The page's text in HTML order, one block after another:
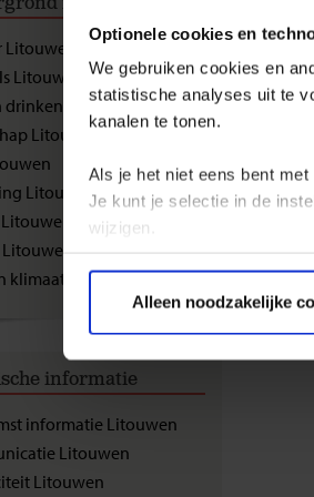
Optionele cookies en
We gebruiken cookies en
statistische analyses uit te
kanalen te tonen.
Als je het niet eens bent
Je kunt je selectie in de
wijzigen.
Alleen noodzakelijke
Litouwen
drinken Litouwen
Litouwen
Litouwen
Litouwen
klimaat Litouwen
informatie
informatie Litouwen
Litouwen
Litouwen
Al van